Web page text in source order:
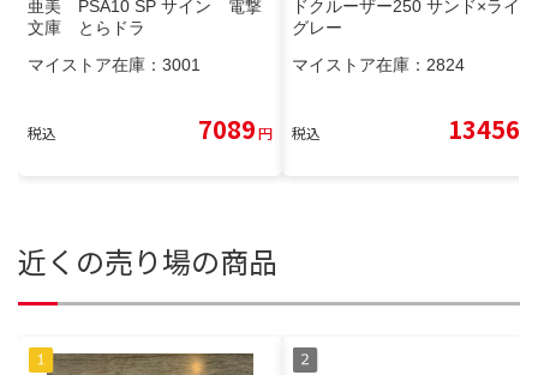
亜美 PSA10 SP サイン 電撃
文庫 とらドラ
マイストア在庫： 3001
税込 7089円
ドクルーザー250 サンド×ライト
グレー
マイストア在庫： 2824
税込 13456
近くの売り場の商品